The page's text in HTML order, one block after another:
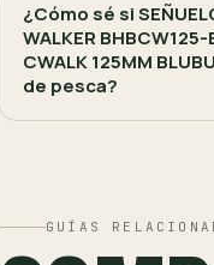
¿Cómo sé si
WALKER BHBCW125-
CWALK 125MM
de pesca?
GUÍAS